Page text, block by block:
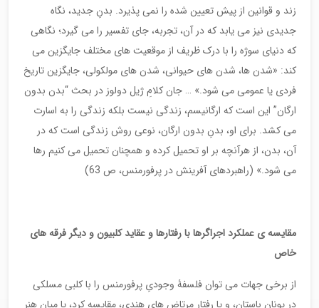
زند و قوانین از پیش تعیین شده را نمی پذیرد. بدنِ جدید، نگاه
جدیدی نیز می یابد که در آن، تجربه، جای تفسیر را می گیرد؛ نگاهی
که دنیای سوژه را با درک ظریف از موقعیت های مختلف جایگزین می
کند: «شدن ها، شدن های حیوانی، شدن های مولکولی، جایگزین تاریخ
فردی یا عمومی می شود.» … جان کلامِ ژیل دولوز در بحث “بدن بدون
ارگان” این است که ارگانیسم، زندگی نیست بلکه زندگی را به اسارت
می کشد. برای او، بدنِ بدون ارگان، نوعی روش زندگی است که در
آن، بدن، از هرآنچه بر او تحمیل کرده و همچنان تحمیل می کنیم رها
می شود.» (راهبردهای آفرینش در پرفورمنس، ص 63)
مقایسه ی عملکرد اجراگرها با رفتارها و عقاید کلبیون و دیگر فرقه های
خاص
از برخی جهات می توان فلسفۀ وجودیِ پرفورمنس را با کلبی مسلکی
در یونان باستان، و یا رفتار مرتاض های هندی، مقایسه کرد، یا میان هنر